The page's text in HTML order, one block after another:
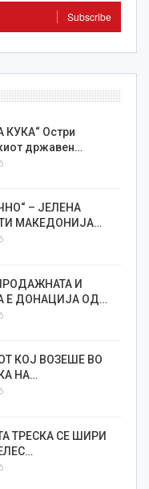
Subscribe
КУКА“ Остри
државен…
– ЈЕЛЕНА
МАКЕДОНИЈА…
И
Е ДОНАЦИЈА ОД…
КОЈ ВОЗЕШЕ ВО
НА…
ТРЕСКА СЕ ШИРИ